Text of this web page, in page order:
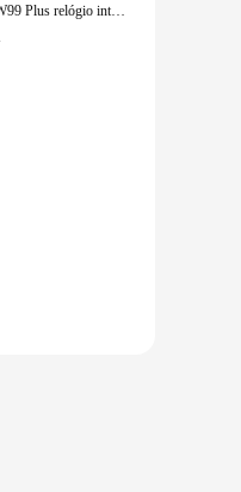
Microwear-W99 Plus relógio inteligente para homens e mulheres, amoled w99 plus, 1gb, 45mm, 2.0 '', os10 bússola, jogo nfc, chamada bluetooth, 1 a 2pcs